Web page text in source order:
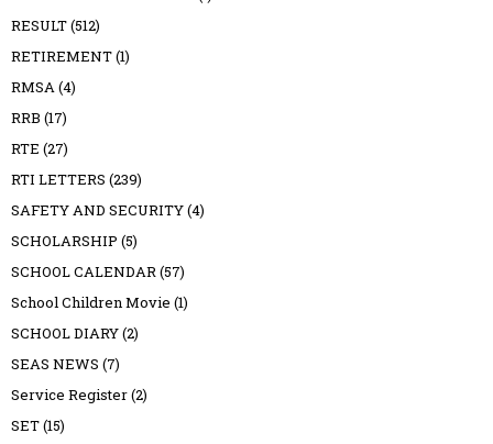
RESULT(512)
RETIREMENT(1)
RMSA(4)
RRB (17)
RTE (27)
RTI LETTERS (239)
SAFETY AND SECURITY(4)
SCHOLARSHIP (5)
SCHOOL CALENDAR(57)
School Children Movie (1)
SCHOOL DIARY(2)
SEAS NEWS (7)
Service Register(2)
SET(15)